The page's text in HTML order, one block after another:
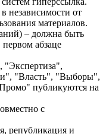
независимости от
материалов.
– должна быть
абзаце
"Власть", "Выборы",
публикуются на
с
републикация и